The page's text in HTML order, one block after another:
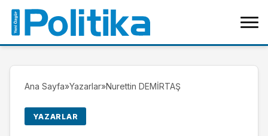
Ana Sayfa»Yazarlar»Nurettin DEMİRTAŞ
YAZARLAR